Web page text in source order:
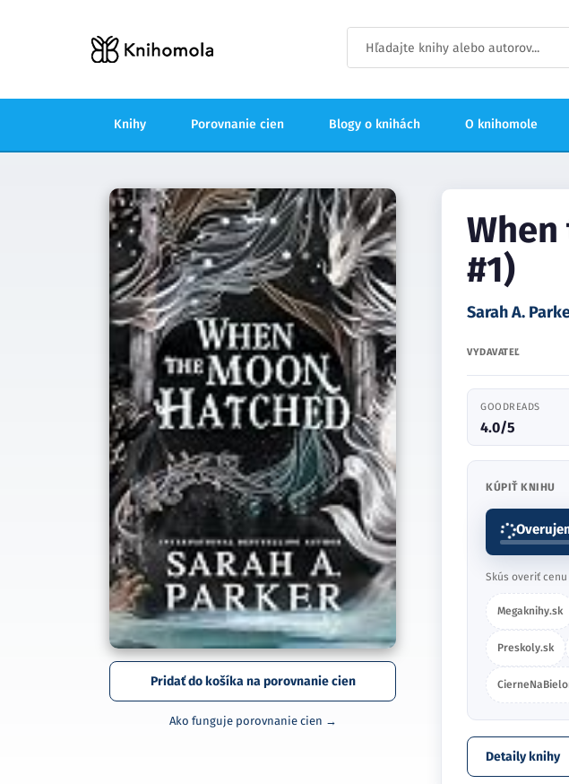
Knihy Porovnanie cien Blogy o knihách O knihomole
Pridať do košíka na porovnanie cien
Ako funguje porovnanie cien →
#1)
Sarah A.
VYDAVATEĽ
GOODREADS
4.0/5
KÚPIŤ KNIHU
Skús overiť
Megaknihy.sk
Preskoly.sk
Detaily knihy